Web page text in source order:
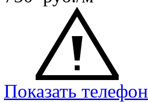
Показать телефон